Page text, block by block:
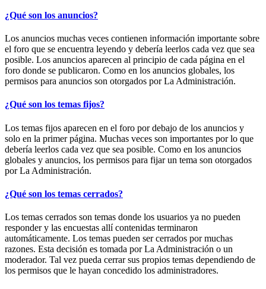
¿Qué son los anuncios?
Los anuncios muchas veces contienen información importante sobre
el foro que se encuentra leyendo y debería leerlos cada vez que sea
posible. Los anuncios aparecen al principio de cada página en el
foro donde se publicaron. Como en los anuncios globales, los
permisos para anuncios son otorgados por La Administración.
¿Qué son los temas fijos?
Los temas fijos aparecen en el foro por debajo de los anuncios y
solo en la primer página. Muchas veces son importantes por lo que
debería leerlos cada vez que sea posible. Como en los anuncios
globales y anuncios, los permisos para fijar un tema son otorgados
por La Administración.
¿Qué son los temas cerrados?
Los temas cerrados son temas donde los usuarios ya no pueden
responder y las encuestas allí contenidas terminaron
automáticamente. Los temas pueden ser cerrados por muchas
razones. Esta decisión es tomada por La Administración o un
moderador. Tal vez pueda cerrar sus propios temas dependiendo de
los permisos que le hayan concedido los administradores.